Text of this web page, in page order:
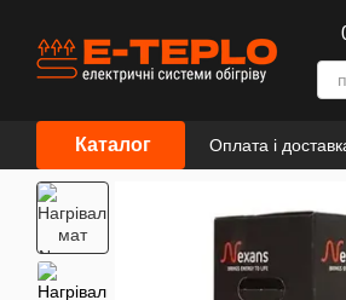
Каталог Оплата і
Інформація